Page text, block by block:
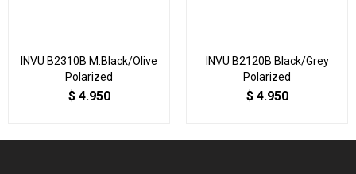
INVU B2310B M.Black/Olive
Polarized
$ 4.950
INVU B2120B Black/Grey
Polarized
$ 4.950